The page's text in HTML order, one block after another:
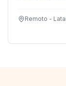
Latinoamérica.
Remoto -